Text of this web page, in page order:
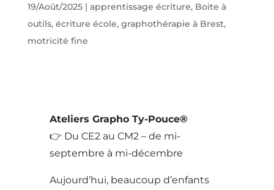
19/Août/2025| apprentissage écriture, Boite à
outils, écriture école, graphothérapie à Brest,
motricité fine
Ateliers Grapho Ty-Pouce®
👉 Du CE2 au CM2 – de mi-
septembre à mi-décembre
Aujourd’hui, beaucoup d’enfants